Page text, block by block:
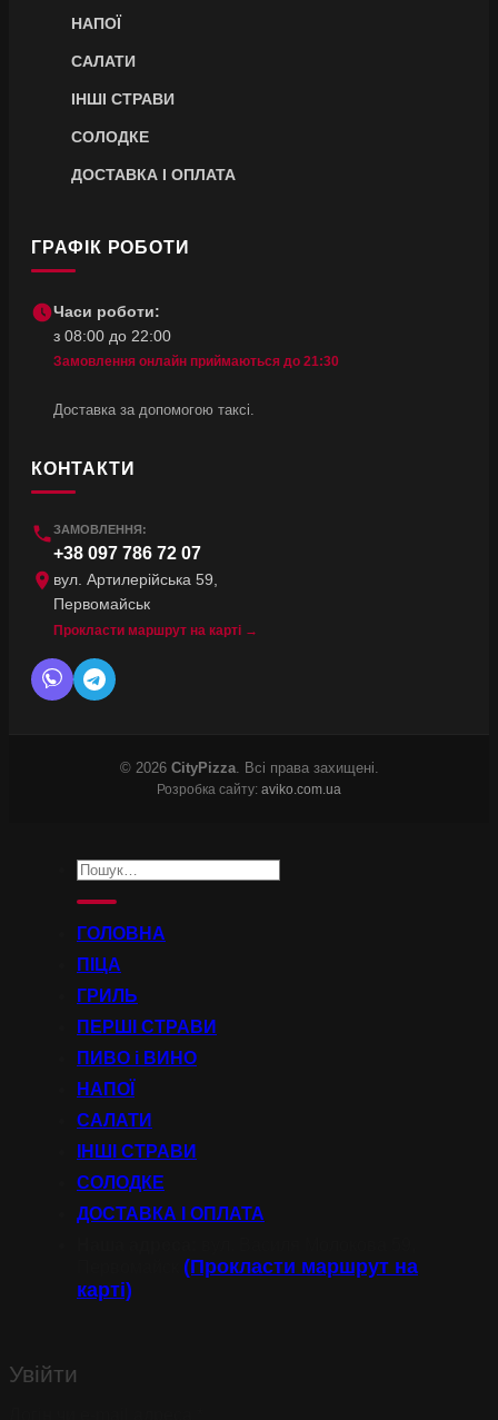
НАПОЇ
САЛАТИ
ІНШІ СТРАВИ
СОЛОДКЕ
ДОСТАВКА І ОПЛАТА
ГРАФІК РОБОТИ
Часи роботи:
з 08:00 до 22:00
Замовлення онлайн приймаються до 21:30
Доставка за допомогою таксі.
КОНТАКТИ
ЗАМОВЛЕННЯ:
+38 097 786 72 07
вул. Артилерійська 59,
Первомайськ
Прокласти маршрут на карті →
© 2026 CityPizza. Всі права захищені.
Розробка сайту: aviko.com.ua
Шукати:
ГОЛОВНА
ПІЦА
ГРИЛЬ
ПЕРШІ СТРАВИ
ПИВО і ВИНО
НАПОЇ
САЛАТИ
ІНШІ СТРАВИ
СОЛОДКЕ
ДОСТАВКА І ОПЛАТА
(Прокласти маршрут на
карті)
Увійти